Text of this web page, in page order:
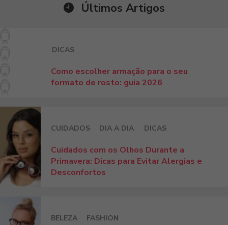
Últimos Artigos
DICAS
Como escolher armação para o seu
formato de rosto: guia 2026
CUIDADOS DIA A DIA DICAS
Cuidados com os Olhos Durante a
Primavera: Dicas para Evitar Alergias e
Desconfortos
BELEZA FASHION